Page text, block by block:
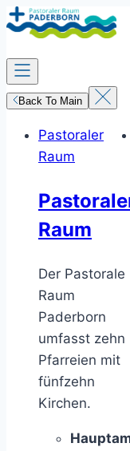
Zum
Inhalt
springen
Back To Main
Pastoraler
Raum
Raum
Der Pastorale
Raum
Paderborn
umfasst zehn
Pfarreien mit
fünfzehn
Kirchen.